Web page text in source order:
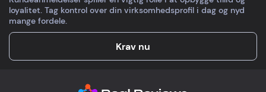
loyalitet. Tag kontrol over din virksomhedsprofil i dag og nyd
mange fordele.
Krav nu